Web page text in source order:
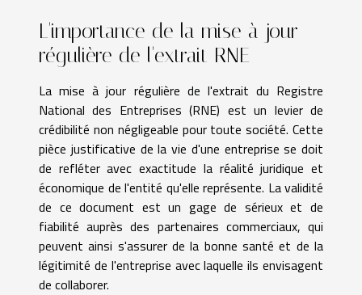
L'importance de la mise à jour
régulière de l'extrait RNE
La mise à jour régulière de l'extrait du Registre
National des Entreprises (RNE) est un levier de
crédibilité non négligeable pour toute société. Cette
pièce justificative de la vie d'une entreprise se doit
de refléter avec exactitude la réalité juridique et
économique de l'entité qu'elle représente. La validité
de ce document est un gage de sérieux et de
fiabilité auprès des partenaires commerciaux, qui
peuvent ainsi s'assurer de la bonne santé et de la
légitimité de l'entreprise avec laquelle ils envisagent
de collaborer.